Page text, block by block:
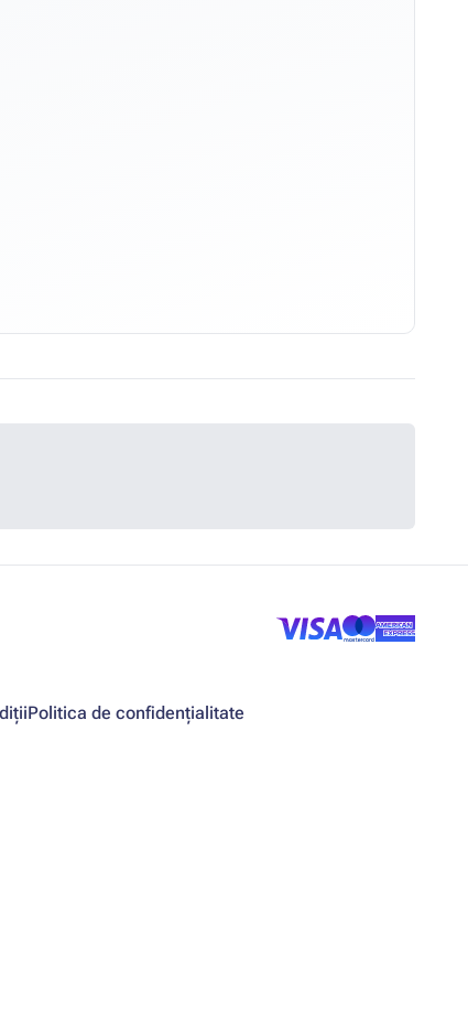
Politica de confidențialitate